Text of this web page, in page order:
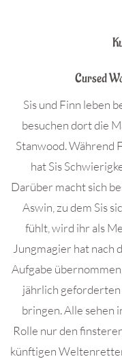
Cursed
Sis und Finn leben
besuchen dort die
Stanwood. Während
hat Sis
Darüber macht sich
Aswin, zu dem Sis
fühlt, wird ihr als
Jungmagier hat nach
Aufgabe
jährlich
bringen. Alle sehen
Rolle nur den
künftigen